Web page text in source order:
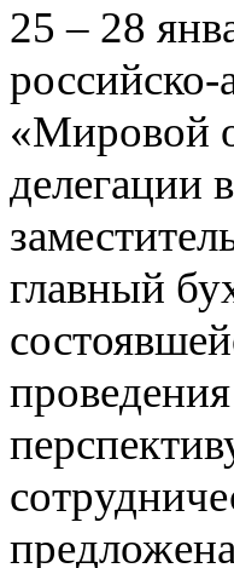
25 – 28
«Мировой
делегации
главный